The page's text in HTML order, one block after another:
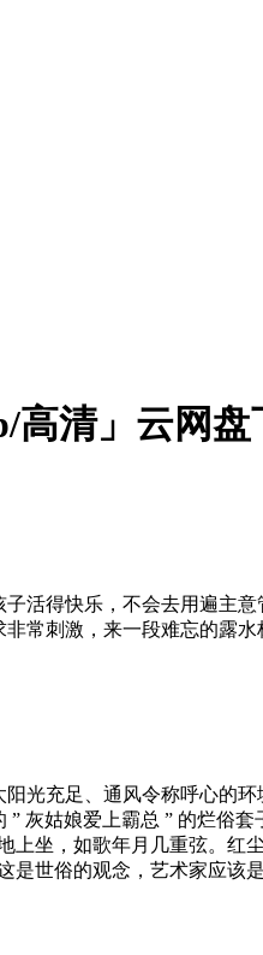
高清」云网盘
活得快乐，不会去用遍主
常刺激，来一段难忘的露
光充足、通风令称呼心的环
灰姑娘爱上霸总 ” 的烂俗套
上坐，如歌年月几重弦。红
世俗的观念，艺术家应该